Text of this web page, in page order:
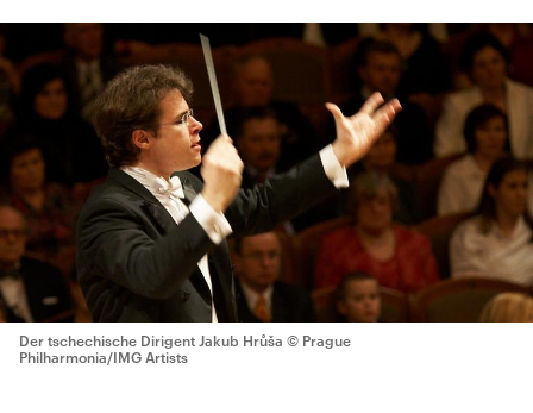
Der tschechische Dirigent Jakub Hrůša © Prague
Philharmonia/IMG Artists